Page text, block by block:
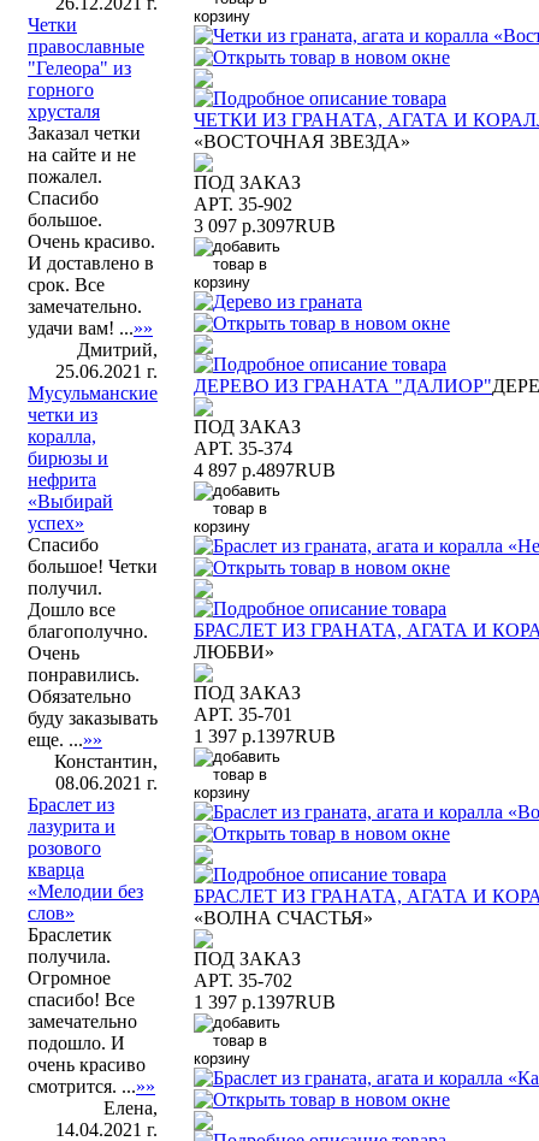
Четки
православные
"Гелеора" из
горного
хрусталя
Заказал четки
на сайте и не
пожалел.
Спасибо
большое.
Очень красиво.
И доставлено в
срок. Все
замечательно.
удачи вам! ...»»
Дмитрий,
25.06.2021 г.
Мусульманские
четки из
коралла,
бирюзы и
нефрита
«Выбирай
успех»
Спасибо
большое! Четки
получил.
Дошло все
благополучно.
Очень
понравились.
Обязательно
буду заказывать
еще. ...»»
Константин,
08.06.2021 г.
Браслет из
лазурита и
розового
кварца
«Мелодии без
слов»
Браслетик
получила.
Огромное
спасибо! Все
замечательно
подошло. И
очень красиво
смотрится. ...»»
Елена,
14.04.2021 г.
ЧЕТКИ ИЗ ГРАНАТА, АГАТА И
«ВОСТОЧНАЯ ЗВЕЗДА»
ПОД ЗАКАЗ
АРТ. 35-902
3 097 р.3097RUB
ДЕРЕВО ИЗ ГРАНАТА "ДАЛИОР"
ПОД ЗАКАЗ
АРТ. 35-374
4 897 р.4897RUB
БРАСЛЕТ ИЗ ГРАНАТА, АГАТА И
ЛЮБВИ»
ПОД ЗАКАЗ
АРТ. 35-701
1 397 р.1397RUB
БРАСЛЕТ ИЗ ГРАНАТА, АГАТА И
«ВОЛНА СЧАСТЬЯ»
ПОД ЗАКАЗ
АРТ. 35-702
1 397 р.1397RUB